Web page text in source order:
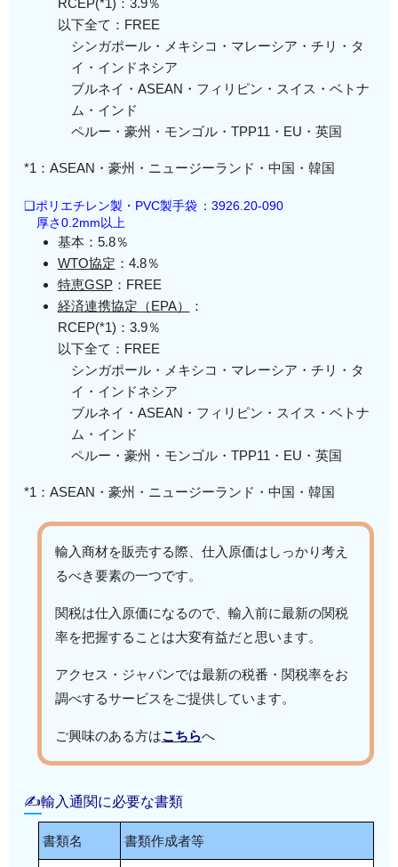
以下全て：FREE
シンガポール・メキシコ・マレーシア・チリ・タ
イ・インドネシア
ブルネイ・ASEAN・フィリピン・スイス・ベトナ
ム・インド
ペルー・豪州・モンゴル・TPP11・EU・英国
*1：ASEAN・豪州・ニュージーランド・中国・韓国
❑ポリエチレン製・PVC製手袋 ：3926.20-090
厚さ0.2mm以上
基本：5.8％
WTO協定 ：4.8％
特恵GSP：FREE
経済連携協定（EPA）
：
RCEP(*1)：3.9％
以下全て：FREE
シンガポール・メキシコ・マレーシア・チリ・タ
イ・インドネシア
ブルネイ・ASEAN・フィリピン・スイス・ベトナ
ム・インド
ペルー・豪州・モンゴル・TPP11・EU・英国
*1：ASEAN・豪州・ニュージーランド・中国・韓国
輸入商材を販売する際、仕入原価はしっかり考え
るべき要素の一つです。
関税は仕入原価になるので、輸入前に最新の関税
率を把握することは大変有益だと思います。
アクセス・ジャパンでは最新の税番・関税率をお
調べするサービスをご提供しています。
ご興味のある方はこちらへ
✍輸入通関に必要な書類
書類名 書類作成者等